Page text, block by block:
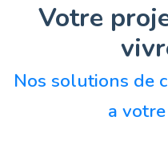
Votre
Nos solutions de
a